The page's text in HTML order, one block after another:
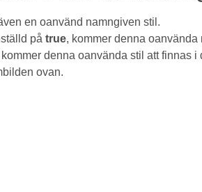
en oanvänd namngiven stil.
på true, kommer denna oanvända
denna oanvända stil att finnas
ovan.